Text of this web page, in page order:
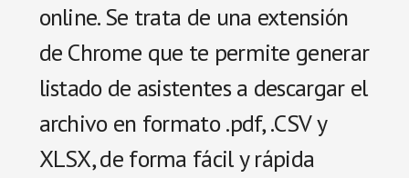
online. Se trata de una extensión
de Chrome que te permite generar
listado de asistentes a descargar el
archivo en formato .pdf, .CSV y
XLSX, de forma fácil y rápida